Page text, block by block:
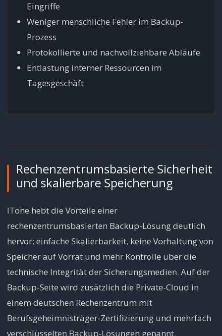
Eingriffe
Weniger menschliche Fehler im Backup-
Prozess
Protokollierte und nachvollziehbare Abläufe
Entlastung interner Ressourcen im
Tagesgeschäft
Rechenzentrumsbasierte Sicherheit
und skalierbare Speicherung
ITone hebt die Vorteile einer
rechenzentrumsbasierten Backup-Lösung deutlich
hervor: einfache Skalierbarkeit, keine Vorhaltung von
Speicher auf Vorrat und mehr Kontrolle über die
technische Integrität der Sicherungsmedien. Auf der
Backup-Seite wird zusätzlich die Private-Cloud in
einem deutschen Rechenzentrum mit
Berufsgeheimnisträger-Zertifizierung und mehrfach
verschlüsselten Backup-Lösungen genannt.